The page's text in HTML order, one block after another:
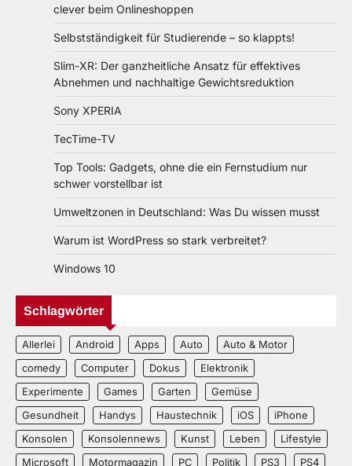
clever beim Onlineshoppen
Selbstständigkeit für Studierende – so klappts!
Slim-XR: Der ganzheitliche Ansatz für effektives
Abnehmen und nachhaltige Gewichtsreduktion
Sony XPERIA
TecTime-TV
Top Tools: Gadgets, ohne die ein Fernstudium nur
schwer vorstellbar ist
Umweltzonen in Deutschland: Was Du wissen musst
Warum ist WordPress so stark verbreitet?
Windows 10
Schlagwörter
Allerlei Android Apps Auto
Auto & Motor
comedy
Computer Dokus
Elektronik
Experimente
Games Garten
Gemüse
Gesundheit
Handys Haustechnik iOS
iPhone
Konsolen
Konsolennews Kunst Leben
Lifestyle
Microsoft
Motormagazin PC Politik PS3 PS4